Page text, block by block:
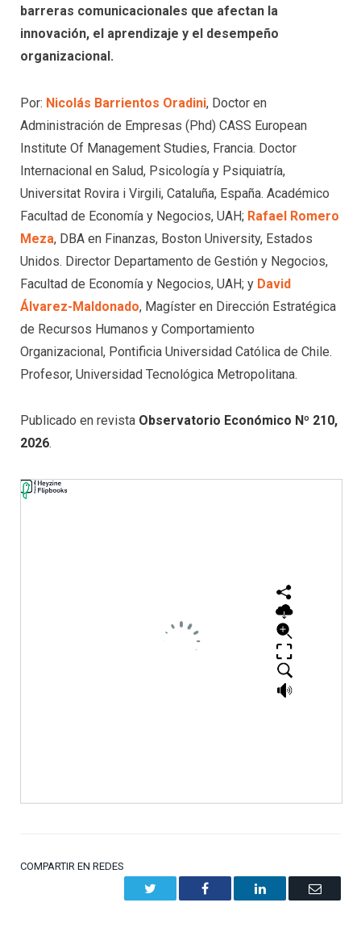
barreras comunicacionales que afectan la
innovación, el aprendizaje y el desempeño
organizacional.
Por: Nicolás Barrientos Oradini, Doctor en
Administración de Empresas (Phd) CASS European
Institute Of Management Studies, Francia. Doctor
Internacional en Salud, Psicología y Psiquiatría,
Universitat Rovira i Virgili, Cataluña, España. Académico
Facultad de Economía y Negocios, UAH; Rafael Romero
Meza, DBA en Finanzas, Boston University, Estados
Unidos. Director Departamento de Gestión y Negocios,
Facultad de Economía y Negocios, UAH; y David
Álvarez-Maldonado, Magíster en Dirección Estratégica
de Recursos Humanos y Comportamiento
Organizacional, Pontificia Universidad Católica de Chile.
Profesor, Universidad Tecnológica Metropolitana.
Publicado en revista Observatorio Económico Nº 210,
2026.
COMPARTIR EN REDES
Facebook LinkedIn Email